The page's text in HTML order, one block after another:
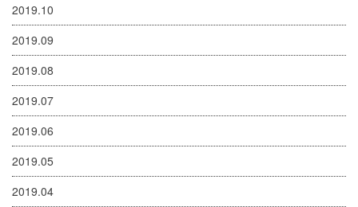
2019.10
2019.09
2019.08
2019.07
2019.06
2019.05
2019.04